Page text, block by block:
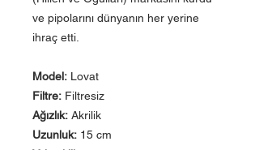
ve pipolarını dünyanın her yerine
ihraç etti.
Model: Lovat
Filtre: Filtresiz
Ağızlık: Akrilik
Uzunluk: 15 cm